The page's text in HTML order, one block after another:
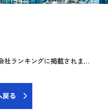
建設業界「生き残る力」がある会社ランキングに掲載されました
戻る